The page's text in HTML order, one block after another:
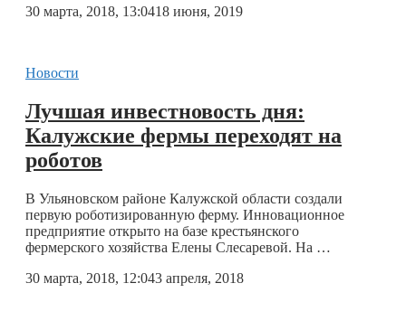
30 марта, 2018, 13:0418 июня, 2019
Новости
Лучшая инвестновость дня:
Калужские фермы переходят на
роботов
В Ульяновском районе Калужской области создали
первую роботизированную ферму. Инновационное
предприятие открыто на базе крестьянского
фермерского хозяйства Елены Слесаревой. На …
30 марта, 2018, 12:043 апреля, 2018